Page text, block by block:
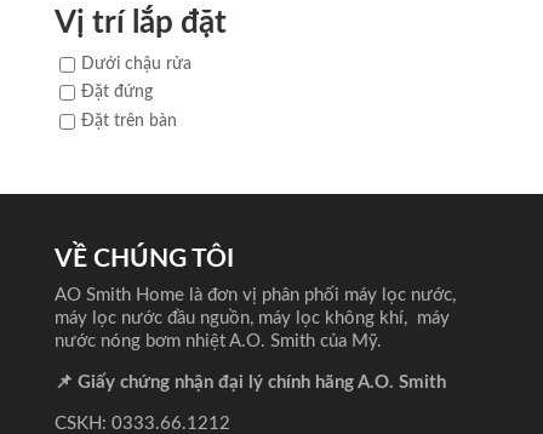
Vị trí lắp đặt
Dưới chậu rửa
Đặt đứng
Đặt trên bàn
VỀ CHÚNG TÔI
AO Smith Home là đơn vị phân phối máy lọc nước,
máy lọc nước đầu nguồn, máy lọc không khí, máy
nước nóng bơm nhiệt A.O. Smith của Mỹ.
📌 Giấy chứng nhận đại lý chính hãng A.O. Smith
CSKH: 0333.66.1212